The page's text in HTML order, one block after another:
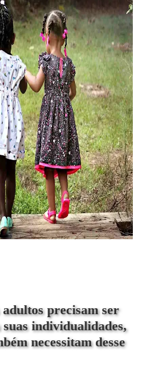
precisam ser
suas individualidades,
necessitam desse